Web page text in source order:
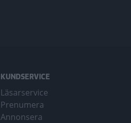
KUNDSERVICE
Läsarservice
Prenumera
Annonsera